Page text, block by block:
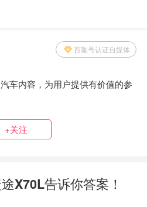
百咖号认证自媒体
车内容，为用户提供有价值的参
+关注
X70L告诉你答案！